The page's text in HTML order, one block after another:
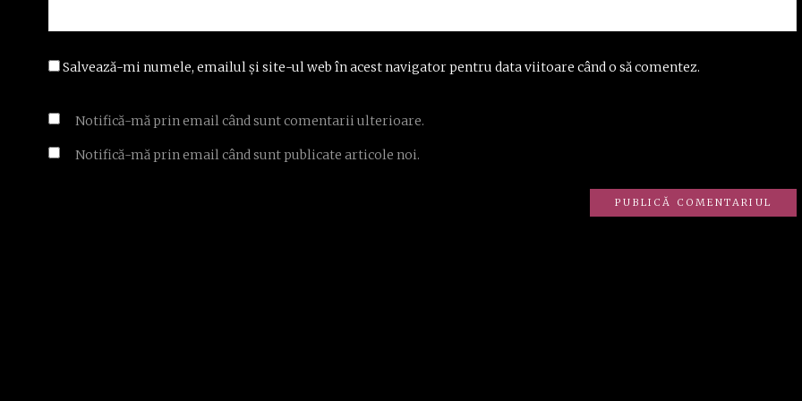
Salvează-mi numele, emailul și site-ul web în acest navigator pentru data viitoare când o să comentez.
Notifică-mă prin email când sunt comentarii ulterioare.
Notifică-mă prin email când sunt publicate articole noi.